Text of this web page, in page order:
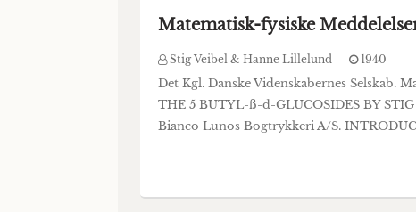
Matematisk-fysiske
Stig Veibel & Hanne Lillelund 1940
Det Kgl. Danske Videnskabernes Selskab.
THE 5 BUTYL-ß-d-GLUCOSIDES BY
Bianco Lunos Bogtrykkeri A/S.